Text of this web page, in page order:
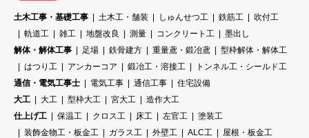
土木工事・基礎工事 土木工・舗装 しゅんせつ工 鉄筋工
吹付工
軌道工
雑工 地盤改良 測量 コンクリート工
墨出し
解体・解体工事
足場 鉄骨建方 重量鳶・鍛冶鳶
型枠解体・解体工
はつり工
アンカーコア 鍛冶工・溶接工
トンネル工・シールド工
通信・電気工事士
電気工事 通信工事
住宅設備
大工
大工 型枠大工 宮大工
造作大工
仕上げ工
保温工 クロス工 床工 左官工
塗装工
装飾金物工・板金工
ガラス工 外壁工 ALC工
屋根・板金工